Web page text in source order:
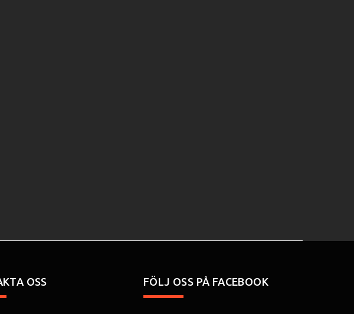
OSS FÖLJ OSS PÅ FACEBOOK